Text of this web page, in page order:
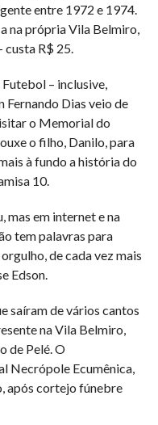
entre 1972 e 1974.
na própria Vila Belmiro,
custa R$ 25.
– inclusive,
Fernando Dias veio de
o Memorial do
o filho, Danilo, para
à fundo a história do
10.
mas em internet e na
tem palavras para
de cada vez mais
Edson.
saíram de vários cantos
na Vila Belmiro,
de Pelé. O
Necrópole Ecumênica,
após cortejo fúnebre